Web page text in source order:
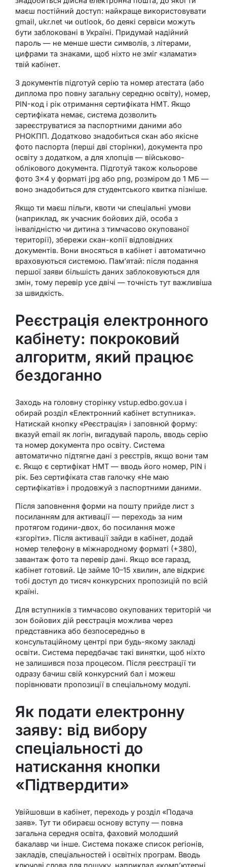
маєш постійний доступ: найкраще використовувати
gmail, ukr.net чи outlook, бо деякі сервіси можуть
бути заблоковані в Україні. Придумай надійний
пароль — не менше шести символів, з літерами,
цифрами та знаками, щоб ніхто не зміг «зламати»
твій кабінет.
З документів підготуй серію та номер атестата (або
диплома про повну загальну середню освіту), номер,
PIN-код і рік отримання сертифіката НМТ. Якщо
сертифіката немає, система дозволить
зареєструватися за паспортними даними або
РНОКПП. Додатково знадобиться скан або якісне
фото паспорта (перші дві сторінки), документа про
освіту з додатком, а для хлопців — військово-
облікового документа. Підготуй також кольорове
фото 3×4 у форматі jpg або png, розміром до 1 МБ —
воно знадобиться для студентського квитка пізніше.
Якщо ти маєш пільги, квоти чи спеціальні умови
(наприклад, як учасник бойових дій, особа з
інвалідністю чи дитина з тимчасово окупованої
території), збережи скан-копії відповідних
документів. Вони вносяться в кабінет і автоматично
враховуються системою. Пам’ятай: після подання
першої заяви більшість даних заблоковуються для
змін, тому перевір усе двічі — точність тут важливіша
за швидкість.
Реєстрація електронного
кабінету: покроковий
алгоритм, який працює
бездоганно
Заходь на головну сторінку vstup.edbo.gov.ua і
обирай розділ «Електронний кабінет вступника».
Натискай кнопку «Реєстрація» і заповнюй форму:
вказуй email як логін, вигадувай пароль, вводь серію
та номер документа про освіту. Система
автоматично підтягне дані з реєстрів, якщо вони там
є. Якщо є сертифікат НМТ — вводь його номер, PIN і
рік. Без сертифіката став галочку «Не маю
сертифікатів» і продовжуй з паспортними даними.
Після заповнення форми на пошту прийде лист з
посиланням для активації — переходь за ним
протягом години-двох, бо посилання може
«згоріти». Після активації зайди в кабінет, додай
номер телефону в міжнародному форматі (+380),
завантаж фото та перевір дані. Якщо все гаразд,
кабінет готовий. Це займе 10–15 хвилин, але відкриє
тобі доступ до тисяч конкурсних пропозицій по всій
країні.
Для вступників з тимчасово окупованих територій чи
зон бойових дій реєстрація можлива через
представника або безпосередньо в
консультаційному центрі при будь-якому закладі
освіти. Система передбачає такі винятки, щоб ніхто
не залишився поза процесом. Після реєстрації ти
одразу бачиш свій конкурсний бал і можеш
порівнювати пропозиції в спеціальному модулі.
Як подати електронну
заяву: від вибору
спеціальності до
натискання кнопки
«Підтвердити»
Увійшовши в кабінет, переходь у розділ «Подача
заяв». Тут ти обираєш основу вступу — повна
загальна середня освіта, фаховий молодший
бакалавр чи інше. Система покаже список регіонів,
закладів, спеціальностей і освітніх програм. Вводь
ключові слова для пошуку, наприклад «комп’ютерні